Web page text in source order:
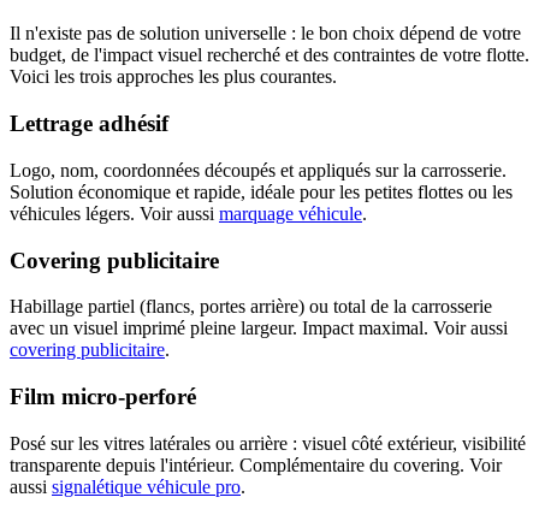
Il n'existe pas de solution universelle : le bon choix dépend de votre
budget, de l'impact visuel recherché et des contraintes de votre flotte.
Voici les trois approches les plus courantes.
Lettrage adhésif
Logo, nom, coordonnées découpés et appliqués sur la carrosserie.
Solution économique et rapide, idéale pour les petites flottes ou les
véhicules légers. Voir aussi marquage véhicule.
Covering publicitaire
Habillage partiel (flancs, portes arrière) ou total de la carrosserie
avec un visuel imprimé pleine largeur. Impact maximal. Voir aussi
covering publicitaire.
Film micro-perforé
Posé sur les vitres latérales ou arrière : visuel côté extérieur, visibilité
transparente depuis l'intérieur. Complémentaire du covering. Voir
aussi signalétique véhicule pro.